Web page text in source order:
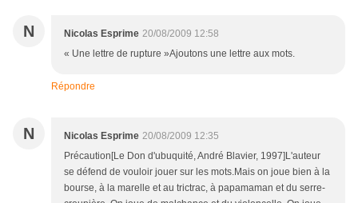
N Nicolas Esprime 20/08/2009 12:58
« Une lettre de rupture »Ajoutons une lettre aux mots.
Répondre
N Nicolas Esprime 20/08/2009 12:35
Précaution[Le Don d'ubuquité, André Blavier, 1997]L'auteur
se défend de vouloir jouer sur les mots.Mais on joue bien à la
bourse, à la marelle et au trictrac, à papamaman et du serre-